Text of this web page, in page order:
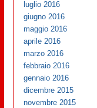
luglio 2016
giugno 2016
maggio 2016
aprile 2016
marzo 2016
febbraio 2016
gennaio 2016
dicembre 2015
novembre 2015